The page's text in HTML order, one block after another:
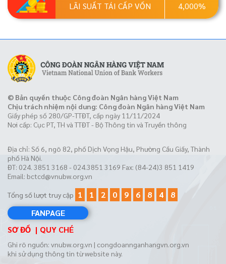
LÃI SUẤT TÁI CẤP VỐN 4,000%
© Bản quyền thuộc Công đoàn Ngân hàng Việt Nam
Chịu trách nhiệm nội dung: Công đoàn Ngân hàng Việt Nam
Giấy phép số 280/GP-TTĐT, cấp ngày 11/11/2024
Nơi cấp: Cục PT, TH và TTĐT - Bộ Thông tin và Truyền thông
Địa chỉ: Số 6, ngõ 82, phố Dịch Vọng Hậu, Phường Cầu Giấy, Thành
phố Hà Nội.
ĐT: 024. 3851 3168 - 024.3851 3169 Fax: (84-24)3 851 1419
Email: bctcd@vnubw.org.vn
Tổng số lượt truy cập 1 1 2 0 9 6 8 4
8
FANPAGE
SƠ ĐỒ
QUY CHÉ
Ghi rõ nguồn: vnubw.org.vn | congdoannganhangvn.org.vn
khi sử dụng thông tin từ website này.